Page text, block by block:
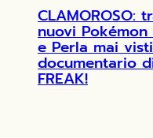
CLAMOROSO:
nuovi
e Perla mai
documentario
FREAK!